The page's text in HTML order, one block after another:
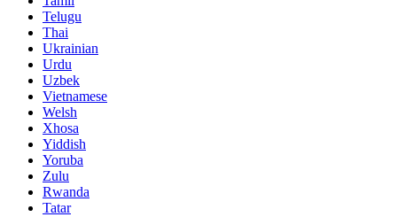
Telugu
Thai
Ukrainian
Urdu
Uzbek
Vietnamese
Welsh
Xhosa
Yiddish
Yoruba
Zulu
Rwanda
Tatar